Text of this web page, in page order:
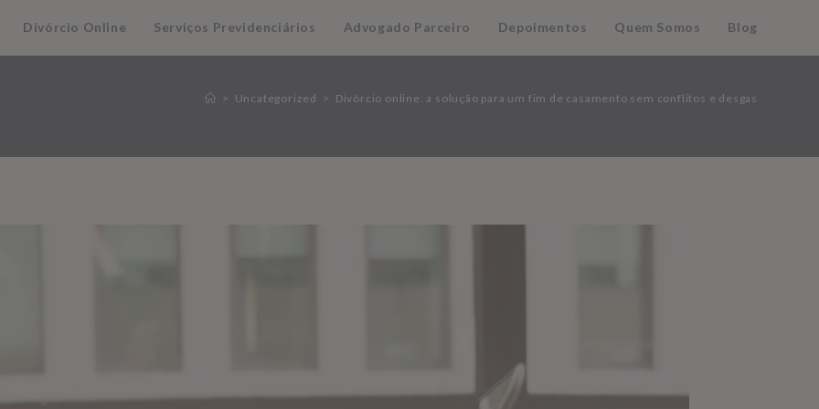
Divórcio Online Serviços Previdenciários Advogado Parceiro Depoimentos Quem Somos Blog
> Uncategorized > Divórcio online: a solução para um fim de casamento sem conflitos e desgastes